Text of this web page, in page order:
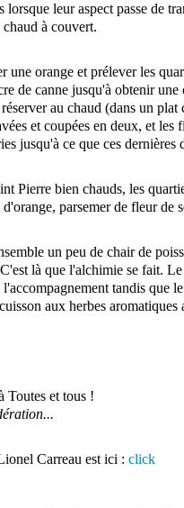
lorsque leur aspect passe de
chaud à couvert.
une orange et prélever les
de canne jusqu'à obtenir
au chaud (dans un
et coupées en deux, et
jusqu'à ce que ces dernières
Pierre bien chauds, les
parsemer de fleur de
un peu de chair de
là que l'alchimie se fait.
tandis que
aux herbes
Toutes et tous !
Carreau est ici : click